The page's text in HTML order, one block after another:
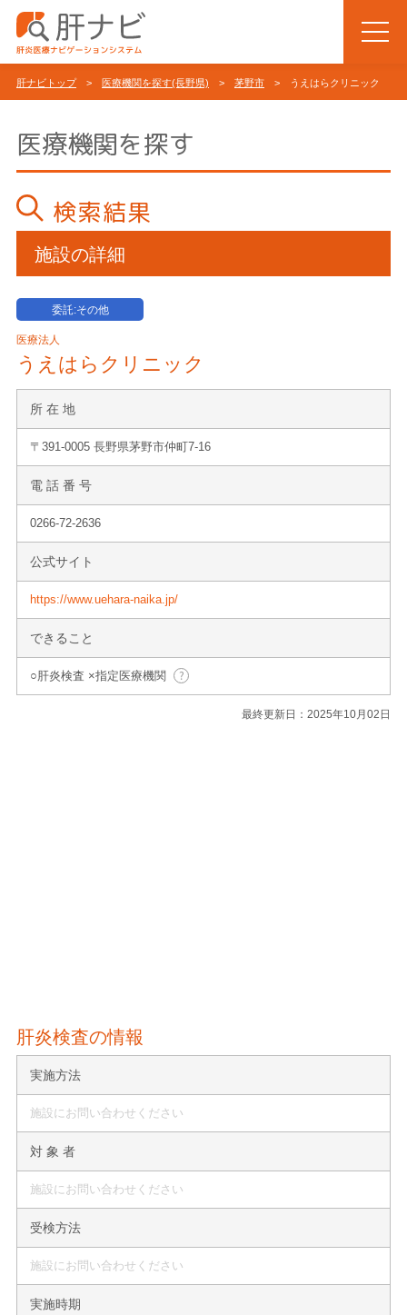
肝ナビトップ> 医療機関を探す(長野県) > 茅野市 > うえはらクリニック
医療機関を探す
検索結果
施設の詳細
委託:その他
医療法人
うえはらクリニック
所 在 地
〒391-0005 長野県茅野市仲町7-16
電 話 番 号
0266-72-2636
公式サイト
https://www.uehara-naika.jp/
できること
○肝炎検査 ×指定医療機関
最終更新日：2025年10月02日
肝炎検査の情報
実施方法
施設にお問い合わせください
対 象 者
施設にお問い合わせください
受検方法
施設にお問い合わせください
実施時期